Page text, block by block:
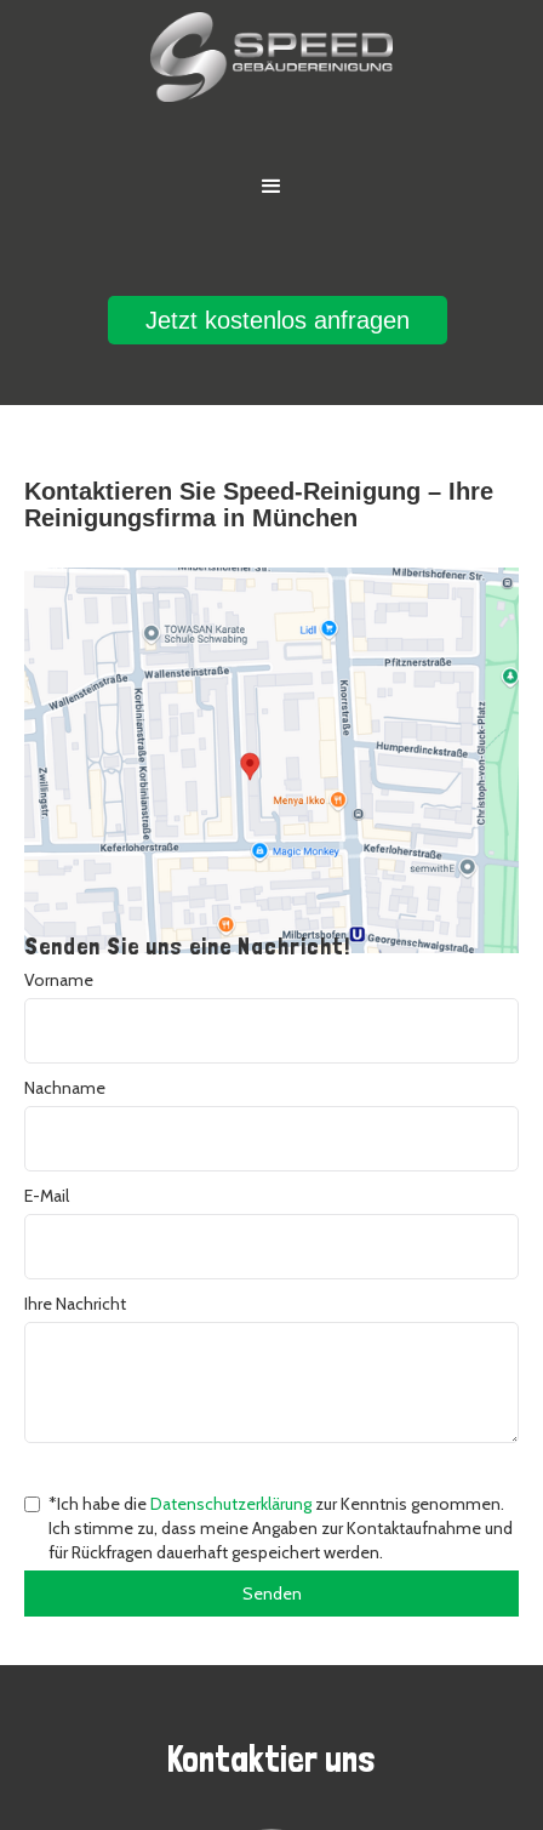
Jetzt kostenlos anfragen
Kontaktieren Sie Speed-Reinigung – Ihre
Reinigungsfirma in München
Senden Sie uns eine Nachricht!
Vorname
Nachname
E-Mail
Ihre Nachricht
*Ich habe dieDatenschutzerklärungzur Kenntnis genommen.
Ich stimme zu, dass meine Angaben zur Kontaktaufnahme und
für Rückfragen dauerhaft gespeichert werden.
Kontaktier uns